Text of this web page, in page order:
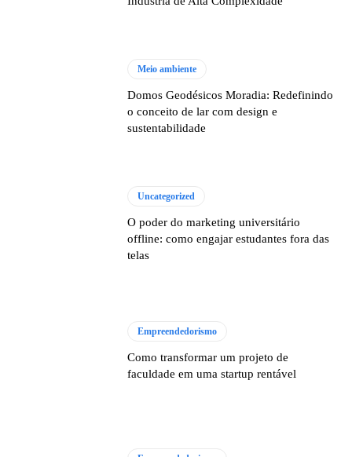
Meio ambiente
Domos Geodésicos Moradia: Redefinindo
o conceito de lar com design e
sustentabilidade
Uncategorized
O poder do marketing universitário
offline: como engajar estudantes fora das
telas
Empreendedorismo
Como transformar um projeto de
faculdade em uma startup rentável